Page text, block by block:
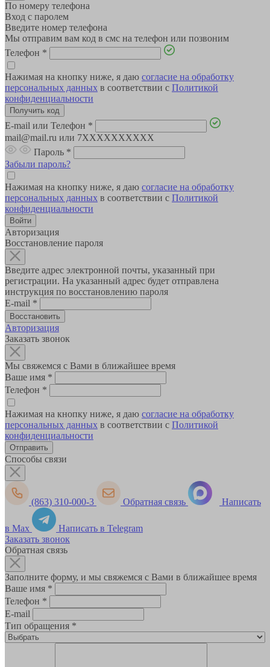
По номеру телефона
Вход с паролем
Введите номер телефона
Мы отправим вам код в смс на телефон или позвоним
Телефон *
Нажимая на кнопку ниже, я даю согласие на обработку
персональных данных в соответствии с Политикой
конфиденциальности
E-mail или Телефон *
mail@mail.ru или 7XXXXXXXXXX
Пароль *
Забыли пароль?
Нажимая на кнопку ниже, я даю согласие на обработку
персональных данных в соответствии с Политикой
конфиденциальности
Авторизация
Восстановление пароля
Введите адрес электронной почты, указанный при
регистрации. На указанный адрес будет отправлена
инструкция по восстановлению пароля
E-mail *
Авторизация
Заказать звонок
Мы свяжемся с Вами в ближайшее время
Ваше имя *
Телефон *
Нажимая на кнопку ниже, я даю согласие на обработку
персональных данных в соответствии с Политикой
конфиденциальности
Способы связи
(863) 310-000-3 Обратная связь Написать
в Max
Написать в Telegram
Заказать звонок
Обратная связь
Заполните форму, и мы свяжемся с Вами в ближайшее время
Ваше имя *
Телефон *
E-mail
Тип обращения *